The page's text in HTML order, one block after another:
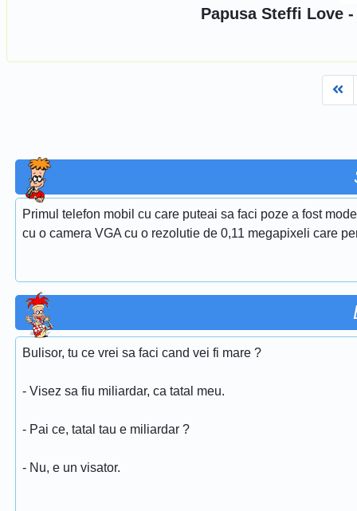
Papusa Steffi Love
Primul telefon mobil cu care puteai sa faci poze a fost
cu o camera VGA cu o rezolutie de 0,11 megapixeli care
Bulisor, tu ce vrei sa faci cand vei fi mare ?
- Visez sa fiu miliardar, ca tatal meu.
- Pai ce, tatal tau e miliardar ?
- Nu, e un visator.